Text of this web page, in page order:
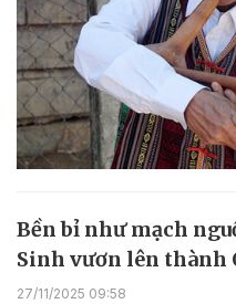
Bền bỉ như mạch
Sinh vươn lên thành
27/11/2025 09:58